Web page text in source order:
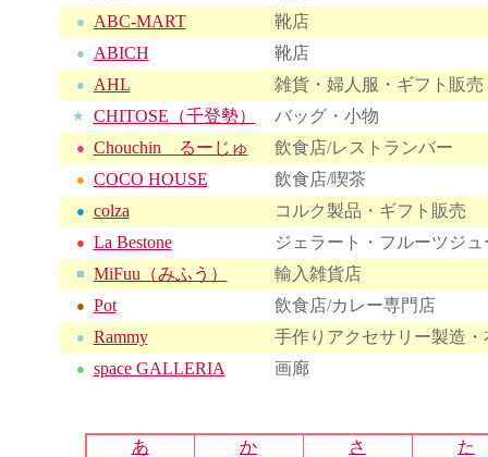
● ABC-MART 靴店
● ABICH 靴店
● AHL 雑貨・婦人服・ギフト販売
★ CHITOSE（千登勢） バッグ・小物
● Chouchin るーじゅ 飲食店/レストランバー
● COCO HOUSE 飲食店/喫茶
● colza コルク製品・ギフト販売
● La Bestone ジェラート・フルーツジ
■ MiFuu（みふう） 輸入雑貨店
● Pot 飲食店/カレー専門店
● Rammy 手作りアクセサリー製造
● space GALLERIA 画廊
あ か さ
た